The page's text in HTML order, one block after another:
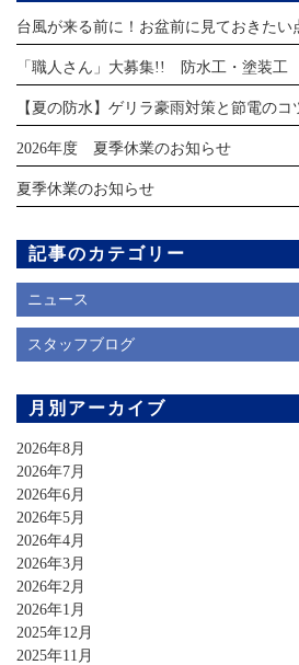
台風が来る前に！お盆前に見ておきたい
「職人さん」大募集!! 防水工・塗装工
【夏の防水】ゲリラ豪雨対策と節電のコ
2026年度 夏季休業のお知らせ
夏季休業のお知らせ
記事のカテゴリー
ニュース
スタッフブログ
月別アーカイブ
2026年8月
2026年7月
2026年6月
2026年5月
2026年4月
2026年3月
2026年2月
2026年1月
2025年12月
2025年11月